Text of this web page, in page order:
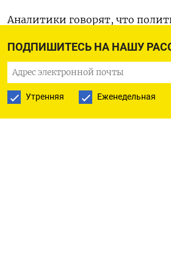
ПОДПИШИТЕСЬ НА НАШУ
Утренняя Еженедельная
Аналитики говорят, что
будет проводить Трамп,
давление на инфляцию и
США, что ограничит
ставки ФРС.